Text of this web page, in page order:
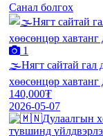
Санал болгох
1
🌫️Нягт сайтай гал
хөөсөнцөр хавтанг
140,000₮
2026-05-07